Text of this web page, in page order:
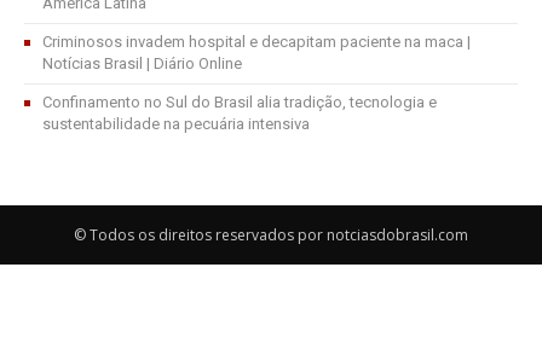
Criminosos invadem hospital e decapitam paciente na maca |
Notícias Brasil | Diário Online
Confinamento no Sul do Brasil alia tradição, tecnologia e
sustentabilidade na pecuária intensiva
© Todos os direitos reservados por notciasdobrasil.com